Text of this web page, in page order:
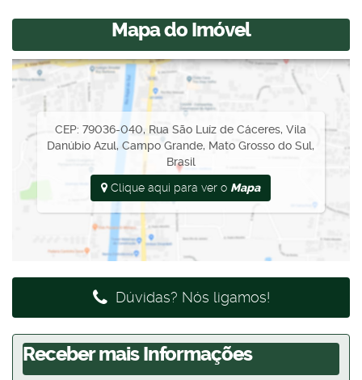
Mapa do Imóvel
CEP: 79036-040, Rua São Luíz de Cáceres,Vila
Danúbio Azul,Campo Grande, Mato Grosso do Sul,
Brasil
Clique aqui para ver o Mapa
Dúvidas? Nós ligamos!
Receber mais Informações